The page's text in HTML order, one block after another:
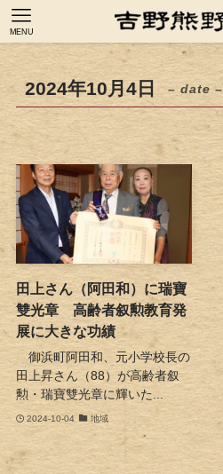
MENU
2024年10月4日 – date –
田上さん（阿田和）に瑞寶
雙光章 高齢者叙勲教育発
展に大きな功績
御浜町阿田和、元小学校長の
田上昇さん（88）が高齢者叙
勲・瑞寶雙光章に輝いた...
2024-10-04 地域